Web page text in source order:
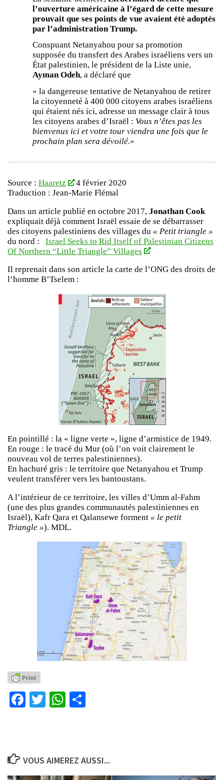
l’ouverture américaine à l’égard de cette mesure
prouvait que ses points de vue avaient été adoptés
par l’administration Trump.
Conspuant Netanyahou pour sa promotion
supposée du transfert des Arabes israéliens vers un
État palestinien, le président de la Liste unie,
Ayman Odeh, a déclaré que
« la dangereuse tentative de Netanyahou de retirer
la citoyenneté à 400 000 citoyens arabes israéliens
qui étaient nés ici, adresse un message clair à tous
les citoyens arabes d’Israël : Vous n’êtes pas les
bienvenus ici et votre tour viendra une fois que le
prochain plan sera dévoilé.»
Source : Haaretz
4 février 2020
Traduction : Jean-Marie Flémal
Dans un article publié en octobre 2017, Jonathan Cook
expliquait déjà comment Israël essaie de se débarrasser
des citoyens palestiniens des villages du « Petit triangle »
du nord : Israel Seeks to Rid Itself of Palestinian Citizens
Of Northern “Little Triangle” Villages
Il reprenait dans son article la carte de l’ONG des droits de
l’homme B’Tselem :
En pointillé : la « ligne verte », ligne d’armistice de 1949.
En rouge : le tracé du Mur (où l’on voit clairement le
nouveau vol de terres palestiniennes).
En hachuré gris : le territoire que Netanyahou et Trump
veulent transférer vers les bantoustans.
A l’intérieur de ce territoire, les villes d’Umm al-Fahm
(une des plus grandes communautés palestiniennes en
Israël), Kafr Qara et Qalansewe forment « le petit
Triangle »). MDL.
Facebook
TwitterWhatsApp
VOUS AIMEREZ AUSSI...